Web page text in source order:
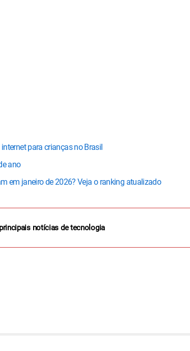
para crianças no Brasil
ano
em janeiro de 2026? Veja o ranking atualizado
notícias de tecnologia